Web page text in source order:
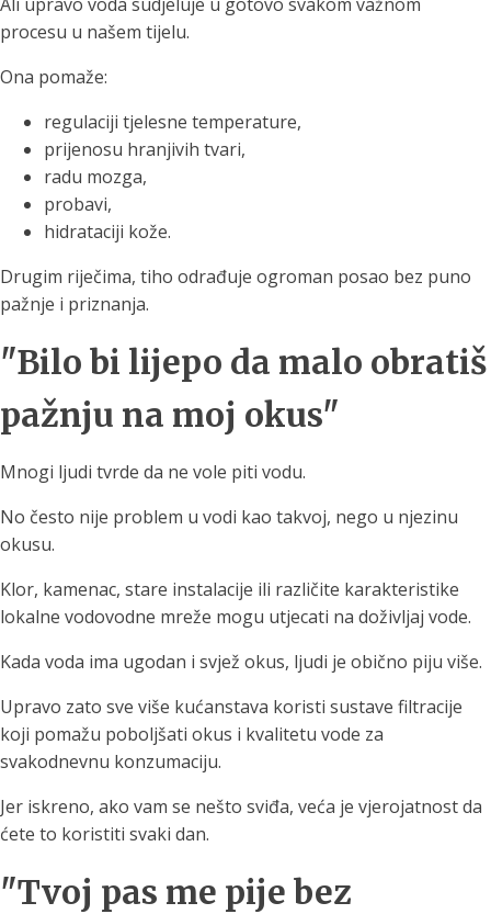
procesu u našem tijelu.
Ona pomaže:
regulaciji tjelesne temperature,
prijenosu hranjivih tvari,
radu mozga,
probavi,
hidrataciji kože.
Drugim riječima, tiho odrađuje ogroman posao bez puno
pažnje i priznanja.
"Bilo bi lijepo da malo obratiš
pažnju na moj okus"
Mnogi ljudi tvrde da ne vole piti vodu.
No često nije problem u vodi kao takvoj, nego u njezinu
okusu.
Klor, kamenac, stare instalacije ili različite karakteristike
lokalne vodovodne mreže mogu utjecati na doživljaj vode.
Kada voda ima ugodan i svjež okus, ljudi je obično piju više.
Upravo zato sve više kućanstava koristi sustave filtracije
koji pomažu poboljšati okus i kvalitetu vode za
svakodnevnu konzumaciju.
Jer iskreno, ako vam se nešto sviđa, veća je vjerojatnost da
ćete to koristiti svaki dan.
"Tvoj pas me pije bez